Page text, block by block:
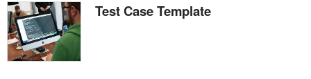
Test Case Template